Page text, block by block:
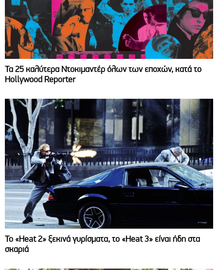
Τα 25 καλύτερα Ντοκιμαντέρ όλων των εποχών, κατά το
Hollywood Reporter
Το «Heat 2» ξεκινά γυρίσματα, το «Heat 3» είναι ήδη στα
σκαριά